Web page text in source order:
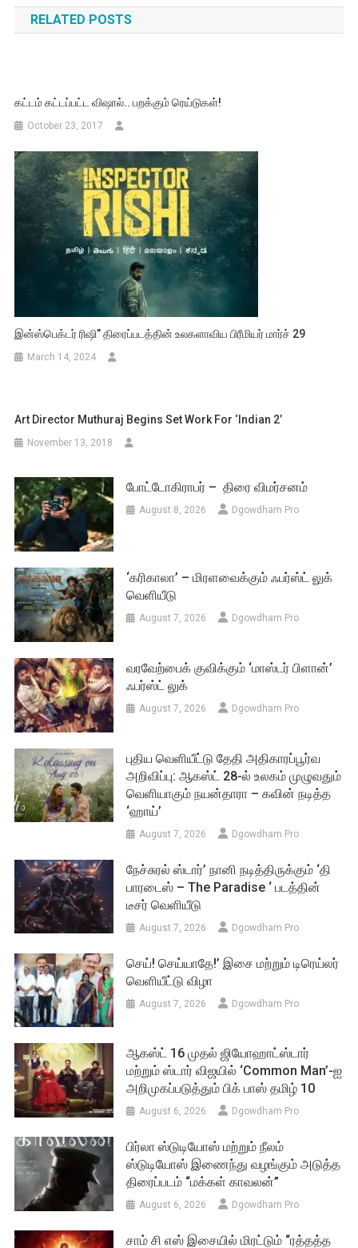
RELATED POSTS
கட்டம் கட்டப்பட்ட விஷால்.. பறக்கும் ரெய்டுகள்!
October 23, 2017
இன்ஸ்பெக்டர் ரிஷி” திரைப்படத்தின் உலகளாவிய பிரீமியர் மார்ச் 29
March 14, 2024
Art Director Muthuraj Begins Set Work For ‘Indian 2’
November 13, 2018
போட்டோகிராபர் – திரை விமர்சனம்
August 8, 2026 Dgowdham Pro
‘கரிகாலா’ – மிரளவைக்கும் ஃபர்ஸ்ட் லுக்
வெளியீடு
August 7, 2026 Dgowdham Pro
வரவேற்பைக் குவிக்கும் ‘மாஸ்டர் பிளான்’
ஃபர்ஸ்ட் லுக்
August 7, 2026 Dgowdham Pro
புதிய வெளியீட்டு தேதி அதிகாரப்பூர்வ
அறிவிப்பு: ஆகஸ்ட் 28-ல் உலகம் முழுவதும்
வெளியாகும் நயன்தாரா – கவின் நடித்த
‘ஹாய்’
August 7, 2026 Dgowdham Pro
நேச்சுரல் ஸ்டார்’ நானி நடித்திருக்கும் ‘தி
பாரடைஸ் – The Paradise ‘ படத்தின்
டீசர் வெளியீடு
August 7, 2026 Dgowdham Pro
செய்! செய்யாதே!’ இசை மற்றும் டிரெய்லர்
வெளியீட்டு விழா
August 7, 2026 Dgowdham Pro
ஆகஸ்ட் 16 முதல் ஜியோஹாட்ஸ்டார்
மற்றும் ஸ்டார் விஜயில் ‘Common Man’-ஐ
அறிமுகப்படுத்தும் பிக் பாஸ் தமிழ் 10
August 6, 2026 Dgowdham Pro
பிர்லா ஸ்டுடியோஸ் மற்றும் நீலம்
ஸ்டுடியோஸ் இணைந்து வழங்கும் அடுத்த
திரைப்படம் “மக்கள் காவலன்”
August 6, 2026 Dgowdham Pro
சாம் சி எஸ் இசையில் மிரட்டும் “ரத்தத்த